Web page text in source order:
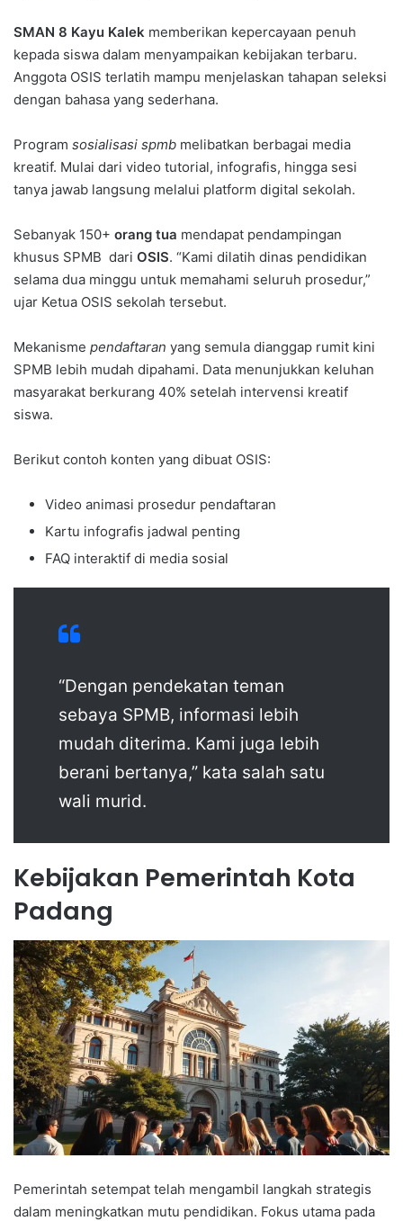
SMAN 8 Kayu Kalek memberikan kepercayaan penuh
kepada siswa dalam menyampaikan kebijakan terbaru.
Anggota OSIS terlatih mampu menjelaskan tahapan seleksi
dengan bahasa yang sederhana.
Program sosialisasi spmb melibatkan berbagai media
kreatif. Mulai dari video tutorial, infografis, hingga sesi
tanya jawab langsung melalui platform digital sekolah.
Sebanyak 150+ orang tua mendapat pendampingan
khusus SPMB dari OSIS. “Kami dilatih dinas pendidikan
selama dua minggu untuk memahami seluruh prosedur,”
ujar Ketua OSIS sekolah tersebut.
Mekanisme pendaftaran yang semula dianggap rumit kini
SPMB lebih mudah dipahami. Data menunjukkan keluhan
masyarakat berkurang 40% setelah intervensi kreatif
siswa.
Berikut contoh konten yang dibuat OSIS:
Video animasi prosedur pendaftaran
Kartu infografis jadwal penting
FAQ interaktif di media sosial
“Dengan pendekatan teman
sebaya SPMB, informasi lebih
mudah diterima. Kami juga lebih
berani bertanya,” kata salah satu
wali murid.
Kebijakan Pemerintah Kota
Padang
Pemerintah setempat telah mengambil langkah strategis
dalam meningkatkan mutu pendidikan. Fokus utama pada